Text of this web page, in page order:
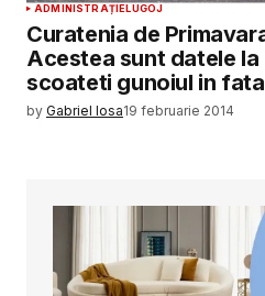
ADMINISTRAȚIELUGOJ
Curatenia de
Acestea sunt datele
scoateti gunoiul in
by Gabriel Iosa19 februarie 2014